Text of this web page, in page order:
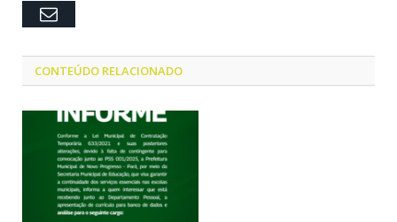
Email
CONTEÚDO RELACIONADO